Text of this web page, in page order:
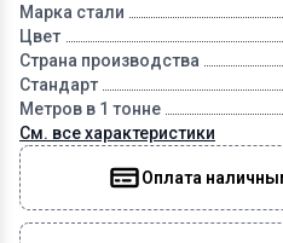
Марка стали
Цвет
Страна производства
Стандарт
Метров в 1 тонне
См. все характеристики
Оплата